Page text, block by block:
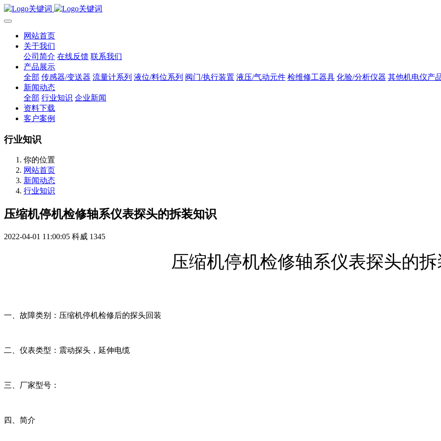
网站首页
关于我们
公司简介 在线反馈 联系我们
产品展示
全部 传感器/变送器 流量计系列 液位/料位系列 阀门/执行装置 液压/气动元件 检维修工器具 化验/分析仪器 其他机电仪产
新闻动态
全部 行业知识 企业新闻
资料下载
客户案例
行业知识
你的位置
网站首页
新闻动态
行业知识
压缩机停机检修轴系仪表探头的拆装知识
2022-04-01 11:00:05 科威 1345
压缩机停机检修轴系仪表探头的
一、故障类别：压缩机停机检修后的探头回装
二、仪表类型：震动探头，延伸电缆
三、厂家型号：
四、简介